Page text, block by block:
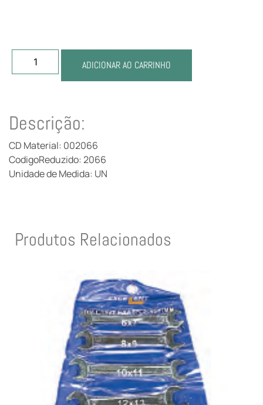
ADICIONAR AO CARRINHO
Descrição:
CD Material: 002066
CodigoReduzido: 2066
Unidade de Medida: UN
Produtos Relacionados